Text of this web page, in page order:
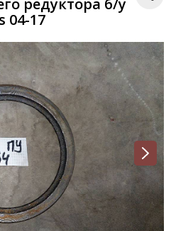
редуктора б/у
04-17